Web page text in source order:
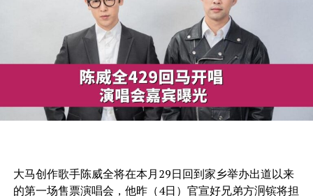
大马创作歌手陈威全将在本月29日回到家乡举办出道以来
的第一场售票演唱会，他昨（4日）官宣好兄弟方泂镔将担